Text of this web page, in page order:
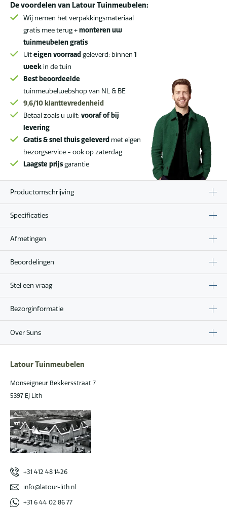
De voordelen van Latour Tuinmeubelen:
Wij nemen het verpakkingsmateriaal
gratis mee terug +monteren uw
tuinmeubelen gratis
Uiteigen voorraad geleverd: binnen 1
week in de tuin
Best beoordeelde
tuinmeubelwebshop van NL & BE
9,6/10 klanttevredenheid
Betaal zoals u wilt: vooraf of bij
levering
Gratis & snel thuis geleverd met eigen
bezorgservice - ook op zaterdag
Laagste prijsgarantie
Productomschrijving
Specificaties
Afmetingen
Beoordelingen
Stel een vraag
Bezorginformatie
Over Suns
Latour Tuinmeubelen
Monseigneur Bekkersstraat 7
5397 EJ Lith
+31 412 48 1426
info@latour-lith.nl
+31 6 44 02 86 77